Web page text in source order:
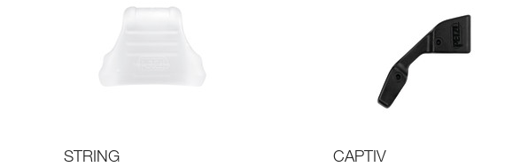
STRING CAPTIV